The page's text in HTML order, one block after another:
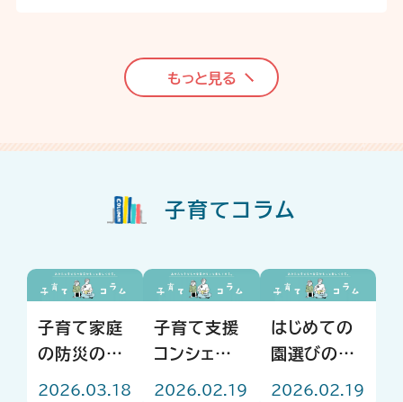
もっと見る
子育てコラム
子育て家庭
の防災のヒ
2026.03.18
子育て支援
コンシェルジ
2026.02.19
はじめての
園選びの心
2026.02.19